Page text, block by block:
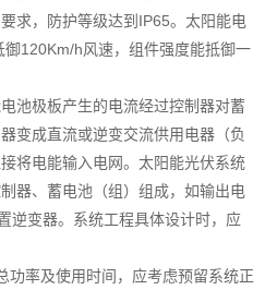
求，防护等级达到IP65。太阳能电
120Km/h风速，组件强度能抵御一
池极板产生的电流经过控制器对蓄
变成直流或逆变交流供用电器（负
将电能输入电网。太阳能光伏系统
器、蓄电池（组）组成，如输出电
逆变器。系统工程具体设计时，应
功率及使用时间，应考虑预留系统正